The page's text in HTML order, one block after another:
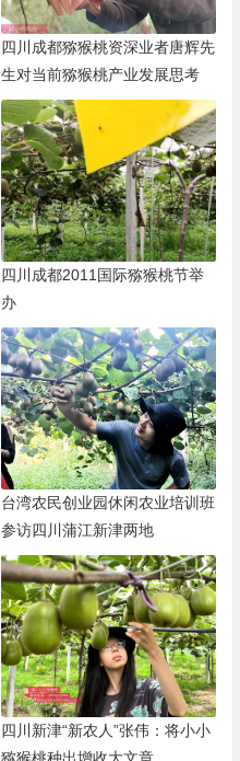
四川成都猕猴桃资深业者唐辉先
生对当前猕猴桃产业发展思考
四川成都2011国际猕猴桃节举
办
台湾农民创业园休闲农业培训班
参访四川蒲江新津两地
四川新津“新农人”张伟：将小小
猕猴桃种出增收大文章